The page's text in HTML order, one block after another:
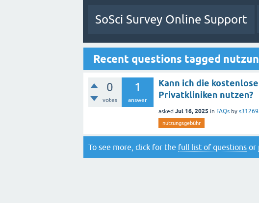
SoSci Survey Online Support
Recent questions tagged
0
votes
1
answer
Kann ich die
Privatkliniken nutzen?
asked Jul 16, 2025 in FAQs by
nutzungsgebühr
To see more, click for the full list of questions or